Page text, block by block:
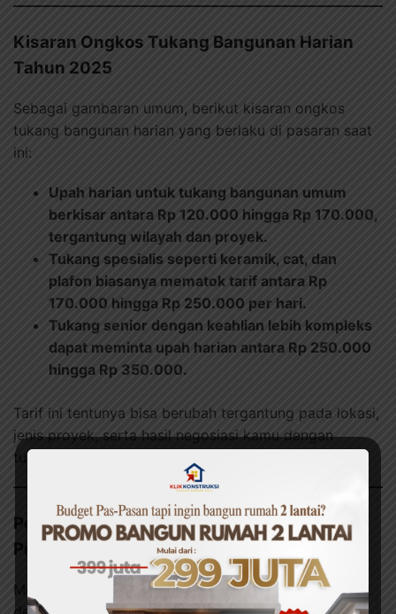
Kisaran Ongkos Tukang Bangunan Harian
Tahun 2025
Sebagai gambaran umum, berikut kisaran ongkos
tukang bangunan harian yang berlaku di pasaran saat
ini:
Upah harian untuk tukang bangunan umum
berkisar antara Rp 120.000 hingga Rp 170.000,
tergantung wilayah dan proyek.
Tukang spesialis seperti keramik, cat, dan
plafon biasanya mematok tarif antara Rp
170.000 hingga Rp 250.000 per hari.
Tukang senior dengan keahlian lebih kompleks
dapat meminta upah harian antara Rp 250.000
hingga Rp 350.000.
Tarif ini tentunya bisa berubah tergantung pada lokasi,
jenis proyek, serta hasil negosiasi kamu dengan
tukang.
Penutup: Cek Ongkos Tukang Sejak Awal =
Proyek Hemat & Lancar
Memahami cara cek ongkos tukang bangunan harian